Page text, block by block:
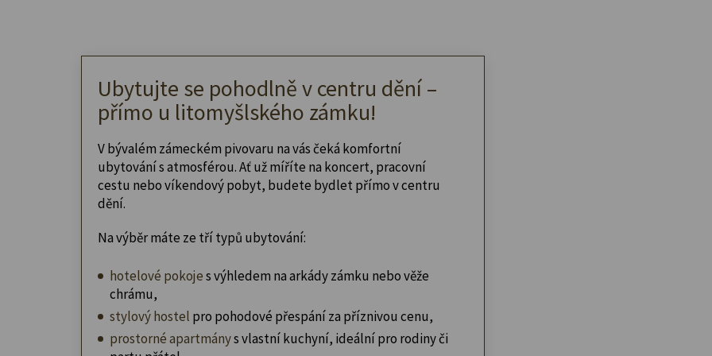
Ubytujte se pohodlně v centru dění –
přímo u litomyšlského zámku!
V bývalém zámeckém pivovaru na vás čeká komfortní
ubytování s atmosférou. Ať už míříte na koncert, pracovní
cestu nebo víkendový pobyt, budete bydlet přímo v centru
dění.
Na výběr máte ze tří typů ubytování:
hotelové pokojes výhledem na arkády zámku nebo věže
chrámu,
stylový hostel pro pohodové přespání za příznivou cenu,
prostorné apartmánys vlastní kuchyní, ideální pro rodiny či